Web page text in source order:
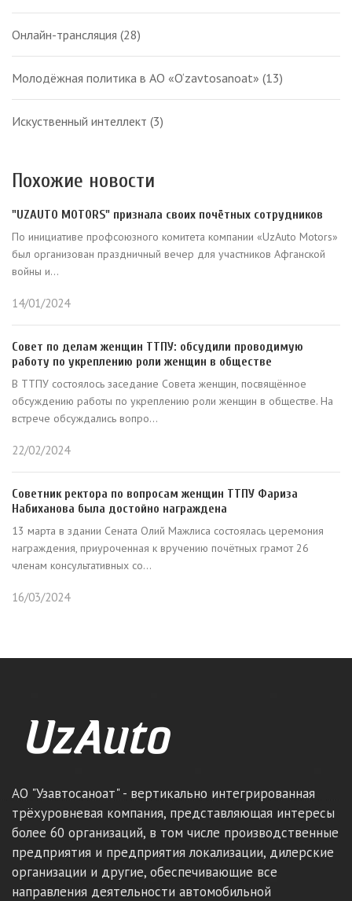
Онлайн-трансляция (28)
Молодёжная политика в АО «O‘zavtosanoat» (13)
Искуственный интеллект (3)
Похожие новости
"UZAUTO MOTORS" признала своих почётных сотрудников
По инициативе профсоюзного комитета компании «UzAuto Motors»
был организован праздничный вечер для участников Афганской
войны и...
14/01/2024
Совет по делам женщин ТТПУ: обсудили проводимую
работу по укреплению роли женщин в обществе
В ТТПУ состоялось заседание Совета женщин, посвящённое
обсуждению работы по укреплению роли женщин в обществе. На
встрече обсуждались вопро...
22/02/2024
Советник ректора по вопросам женщин ТТПУ Фариза
Набиханова была достойно награждена
13 марта в здании Сената Олий Мажлиса состоялась церемония
награждения, приуроченная к вручению почётных грамот 26
членам консультативных со...
16/03/2024
АО "Узавтосаноат" - вертикально интегрированная
трёхуровневая компания, представляющая интересы
более 60 организаций, в том числе производственные
предприятия и предприятия локализации, дилерские
организации и другие, обеспечивающие все
направления деятельности автомобильной